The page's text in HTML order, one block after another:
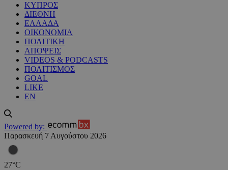
ΚΥΠΡΟΣ
ΔΙΕΘΝΗ
ΕΛΛΑΔΑ
ΟΙΚΟΝΟΜΙΑ
ΠΟΛΙΤΙΚΗ
ΑΠΟΨΕΙΣ
VIDEOS & PODCASTS
ΠΟΛΙΤΙΣΜΟΣ
GOAL
LIKE
EN
Powered by:
Παρασκευή 7 Αυγούστου 2026
27°C